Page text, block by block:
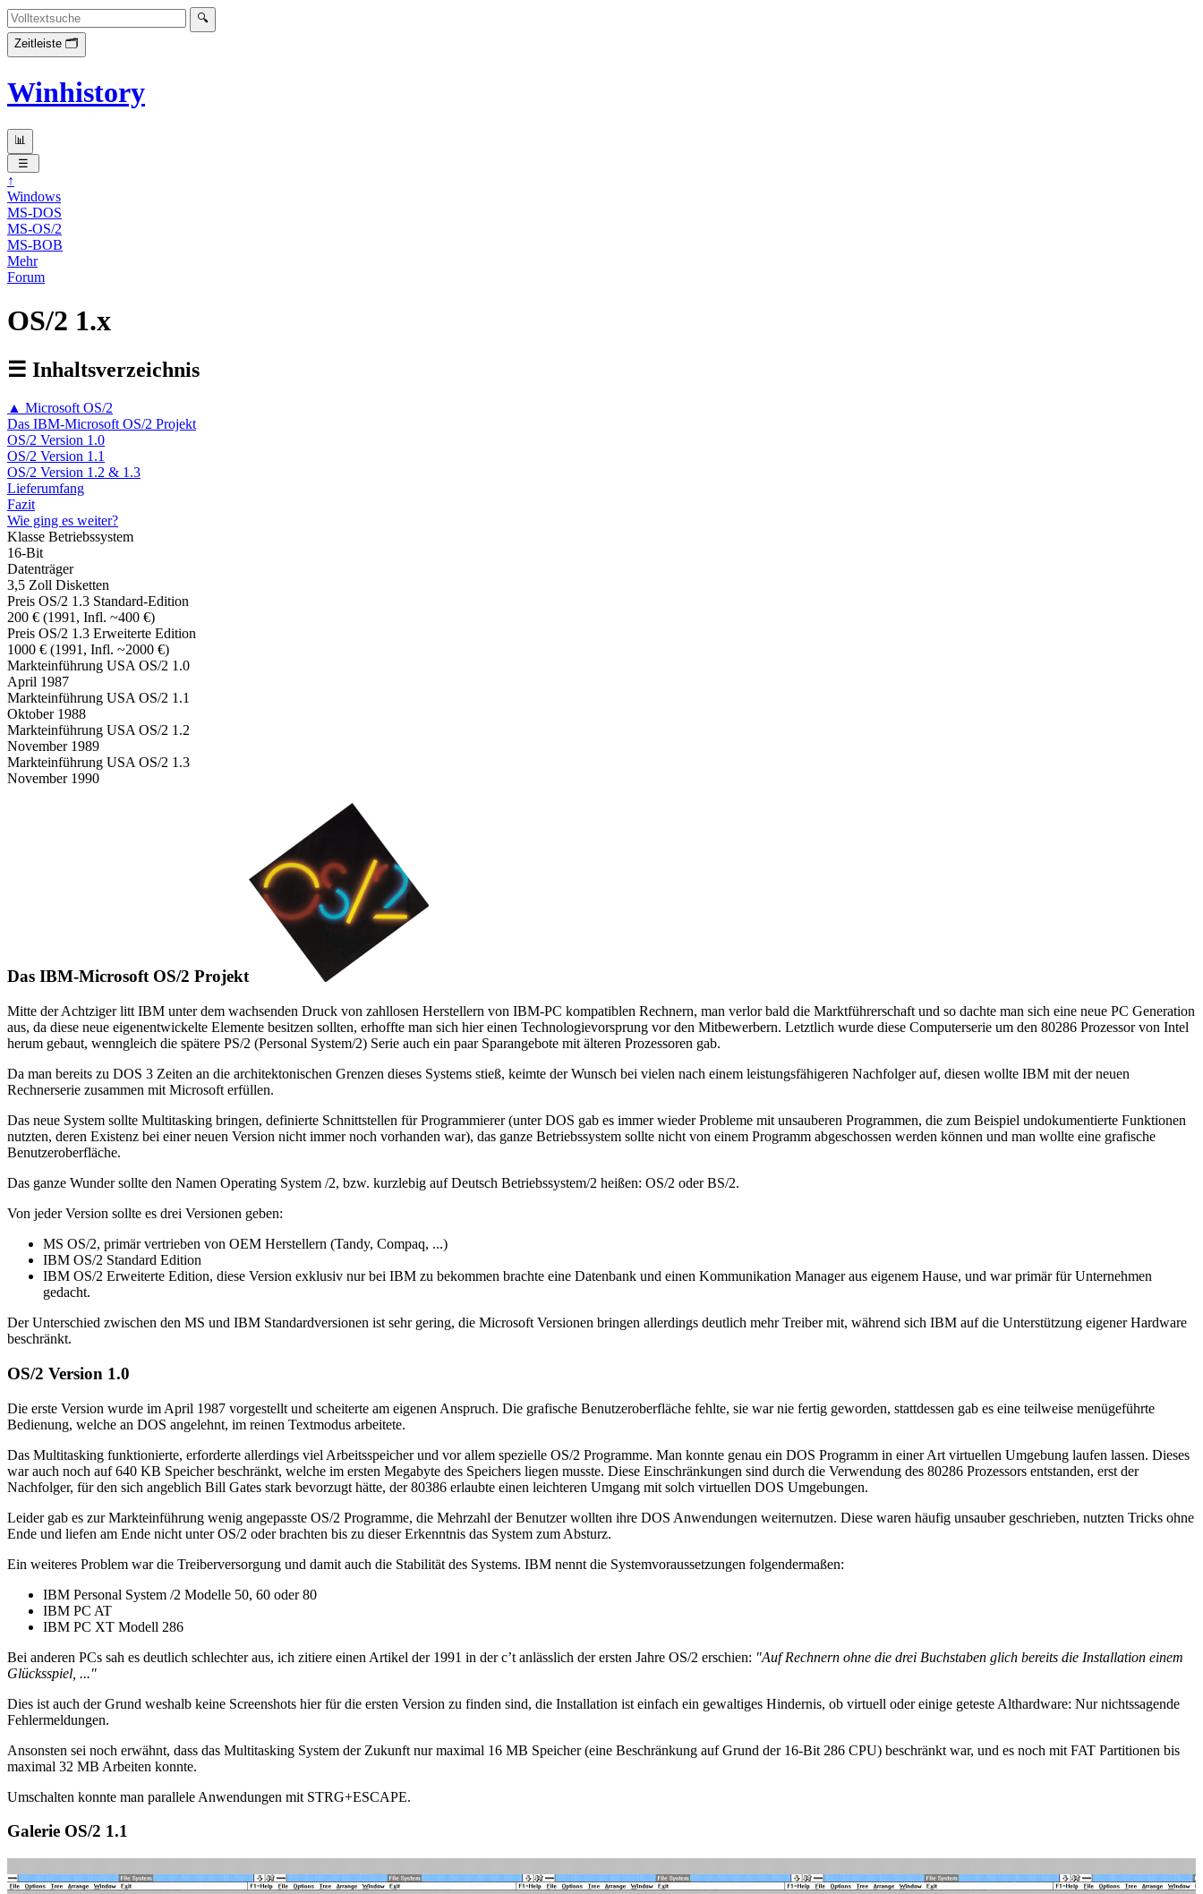
Winhistory
↑
Windows
MS-DOS
MS-OS/2
MS-BOB
Mehr
Forum
OS/2 1.x
☰ Inhaltsverzeichnis
▲ Microsoft OS/2
Das IBM-Microsoft OS/2 Projekt
OS/2 Version 1.0
OS/2 Version 1.1
OS/2 Version 1.2 & 1.3
Lieferumfang
Fazit
Wie ging es weiter?
Klasse Betriebssystem
16-Bit
Datenträger
3,5 Zoll Disketten
Preis OS/2 1.3 Standard-Edition
200 € (1991, Infl. ~400 €)
Preis OS/2 1.3 Erweiterte Edition
1000 € (1991, Infl. ~2000 €)
Markteinführung USA OS/2 1.0
April 1987
Markteinführung USA OS/2 1.1
Oktober 1988
Markteinführung USA OS/2 1.2
November 1989
Markteinführung USA OS/2 1.3
November 1990
Das IBM-Microsoft OS/2 Projekt
Mitte der Achtziger litt IBM unter dem wachsenden Druck von zahllosen Herstellern von IBM-PC kompatiblen Rechnern, man verlor bald die Marktführerschaft und so dachte man sich eine neue PC Generation
aus, da diese neue eigenentwickelte Elemente besitzen sollten, erhoffte man sich hier einen Technologievorsprung vor den Mitbewerbern. Letztlich wurde diese Computerserie um den 80286 Prozessor von Intel
herum gebaut, wenngleich die spätere PS/2 (Personal System/2) Serie auch ein paar Sparangebote mit älteren Prozessoren gab.
Da man bereits zu DOS 3 Zeiten an die architektonischen Grenzen dieses Systems stieß, keimte der Wunsch bei vielen nach einem leistungsfähigeren Nachfolger auf, diesen wollte IBM mit der neuen
Rechnerserie zusammen mit Microsoft erfüllen.
Das neue System sollte Multitasking bringen, definierte Schnittstellen für Programmierer (unter DOS gab es immer wieder Probleme mit unsauberen Programmen, die zum Beispiel undokumentierte Funktionen
nutzten, deren Existenz bei einer neuen Version nicht immer noch vorhanden war), das ganze Betriebssystem sollte nicht von einem Programm abgeschossen werden können und man wollte eine grafische
Benutzeroberfläche.
Das ganze Wunder sollte den Namen Operating System /2, bzw. kurzlebig auf Deutsch Betriebssystem/2 heißen: OS/2 oder BS/2.
Von jeder Version sollte es drei Versionen geben:
MS OS/2, primär vertrieben von OEM Herstellern (Tandy, Compaq, ...)
IBM OS/2 Standard Edition
IBM OS/2 Erweiterte Edition, diese Version exklusiv nur bei IBM zu bekommen brachte eine Datenbank und einen Kommunikation Manager aus eigenem Hause, und war primär für Unternehmen
gedacht.
Der Unterschied zwischen den MS und IBM Standardversionen ist sehr gering, die Microsoft Versionen bringen allerdings deutlich mehr Treiber mit, während sich IBM auf die Unterstützung eigener Hardware
beschränkt.
OS/2 Version 1.0
Die erste Version wurde im April 1987 vorgestellt und scheiterte am eigenen Anspruch. Die grafische Benutzeroberfläche fehlte, sie war nie fertig geworden, stattdessen gab es eine teilweise menügeführte
Bedienung, welche an DOS angelehnt, im reinen Textmodus arbeitete.
Das Multitasking funktionierte, erforderte allerdings viel Arbeitsspeicher und vor allem spezielle OS/2 Programme. Man konnte genau ein DOS Programm in einer Art virtuellen Umgebung laufen lassen. Dieses
war auch noch auf 640 KB Speicher beschränkt, welche im ersten Megabyte des Speichers liegen musste. Diese Einschränkungen sind durch die Verwendung des 80286 Prozessors entstanden, erst der
Nachfolger, für den sich angeblich Bill Gates stark bevorzugt hätte, der 80386 erlaubte einen leichteren Umgang mit solch virtuellen DOS Umgebungen.
Leider gab es zur Markteinführung wenig angepasste OS/2 Programme, die Mehrzahl der Benutzer wollten ihre DOS Anwendungen weiternutzen. Diese waren häufig unsauber geschrieben, nutzten Tricks ohne
Ende und liefen am Ende nicht unter OS/2 oder brachten bis zu dieser Erkenntnis das System zum Absturz.
Ein weiteres Problem war die Treiberversorgung und damit auch die Stabilität des Systems. IBM nennt die Systemvoraussetzungen folgendermaßen:
IBM Personal System /2 Modelle 50, 60 oder 80
IBM PC AT
IBM PC XT Modell 286
Bei anderen PCs sah es deutlich schlechter aus, ich zitiere einen Artikel der 1991 in der c’t anlässlich der ersten Jahre OS/2 erschien: "Auf Rechnern ohne die drei Buchstaben glich bereits die Installation einem
Glücksspiel, ..."
Dies ist auch der Grund weshalb keine Screenshots hier für die ersten Version zu finden sind, die Installation ist einfach ein gewaltiges Hindernis, ob virtuell oder einige geteste Althardware: Nur nichtssagende
Fehlermeldungen.
Ansonsten sei noch erwähnt, dass das Multitasking System der Zukunft nur maximal 16 MB Speicher (eine Beschränkung auf Grund der 16-Bit 286 CPU) beschränkt war, und es noch mit FAT Partitionen bis
maximal 32 MB Arbeiten konnte.
Umschalten konnte man parallele Anwendungen mit STRG+ESCAPE.
Galerie OS/2 1.1